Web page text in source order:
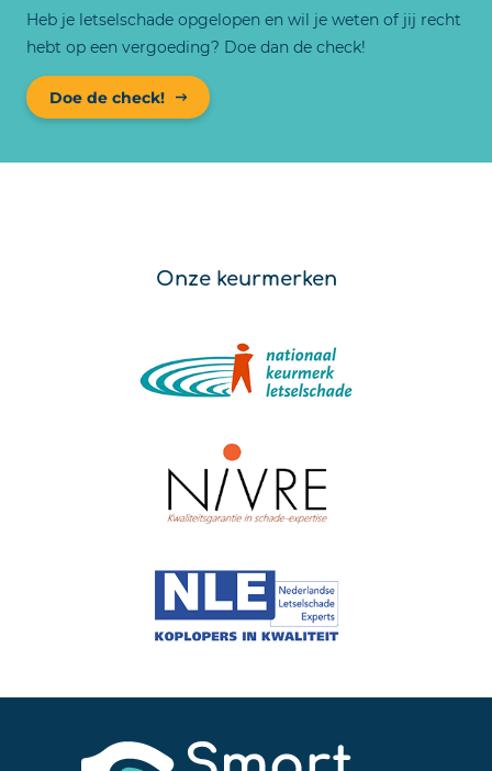
Heb je letselschade opgelopen en wil je weten of jij recht
hebt op een vergoeding? Doe dan de check!
Doe de check!
Onze keurmerken